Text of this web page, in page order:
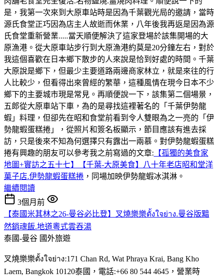
是，我第一次來到大原車站時是因為千葉觀光局的邀請，當時
源氏食堂正巧因為店主人故逝而休業，八年後我再返是因為源
氏食堂重新營業.....當天順便解決了這家登場於該集開場的大
原漁港。從大原車站步行到大原漁港約莫是20分鐘左右，對於
我這個喜歡在日本鄉下散步的人來說是恰到好處的時間。千葉
大原說是鄉下，但最少主要道路兩邊商家林立，就是來往的行
人比較少，但看得出來曾經的繁華，這種風情在現今日本不少
鄉下的主要城市現是常見。再順便說一下，該集第二個場景，
五郎從大原車站下車，為的是尋找這裡著名的「千葉伊勢龍
蝦」料理，但卻先在昭和食堂前看到令人雙眼為之一亮的「伊
勢龍蝦蛋糕捲」，從照片和簽名板顯示，節目應該有進去採
訪，只是後來不知為何選擇只有露出一兩慕。對伊勢龍蝦蛋糕
捲有興趣的朋友可以參考我之前寫過的文章: 【孤獨的美食家
地圖+實訪之五十七】【千葉-大原美食】八十年老店昭和堂洋
菓子店.伊勢龍蝦蛋糕捲 ，同場加映伊勢龍蝦冰淇淋。
繼續閱讀
3個月前
【泰國米其林之26-曼谷必比登】叉燒樂樂ตั้งใจย่าง.曼谷版黯
然銷魂飯.地道粵式雲吞湯
泰國-曼谷 國外旅遊
叉燒樂樂ตั้งใจย่าง:171 Chan Rd, Wat Phraya Krai, Bang Kho
Laem, Bangkok 10120泰國，電話:+66 80 544 4645，營業時